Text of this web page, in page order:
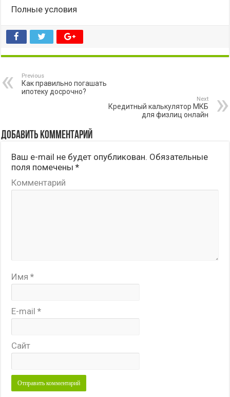
Полные условия
Previous
Как правильно погашать
ипотеку досрочно?
Next
Кредитный калькулятор МКБ
для физлиц онлайн
Добавить комментарий
Ваш e-mail не будет опубликован. Обязательные
поля помечены*
Комментарий
Имя*
E-mail*
Сайт